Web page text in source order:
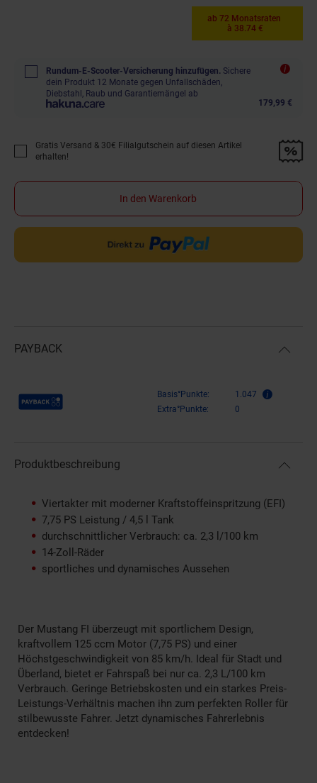
ab 72 Monatsraten
à 38.74 €
Rundum-E-Scooter-Versicherung hinzufügen. Sichere
dein Produkt 12 Monate gegen Unfallschäden,
Diebstahl, Raub und Garantiemängel ab
179,99 €
Promotion "Gratis Versand &amp; 30€ Filialgutschein auf diesen Artikel
Gratis Versand & 30€ Filialgutschein auf diesen Artikel
erhalten!
In den Warenkorb
PAYBACK
Payback Punkte Basis°Punkte:
1.047
Extra°Punkte:
0
Produktbeschreibung
Viertakter mit moderner Kraftstoffeinspritzung (EFI)
7,75 PS Leistung / 4,5 l Tank
durchschnittlicher Verbrauch: ca. 2,3 l/100 km
14-Zoll-Räder
sportliches und dynamisches Aussehen
Der Mustang FI überzeugt mit sportlichem Design,
kraftvollem 125 ccm Motor (7,75 PS) und einer
Höchstgeschwindigkeit von 85 km/h. Ideal für Stadt und
Überland, bietet er Fahrspaß bei nur ca. 2,3 L/100 km
Verbrauch. Geringe Betriebskosten und ein starkes Preis-
Leistungs-Verhältnis machen ihn zum perfekten Roller für
stilbewusste Fahrer. Jetzt dynamisches Fahrerlebnis
entdecken!